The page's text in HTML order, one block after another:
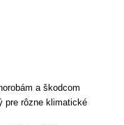
a škodcom
pre rôzne klimatické